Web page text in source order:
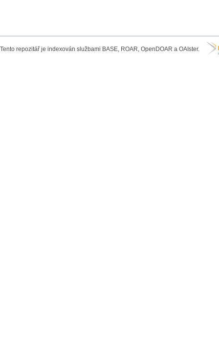
Tento repozitář je indexován službami BASE, ROAR, OpenDOAR a OAIster.